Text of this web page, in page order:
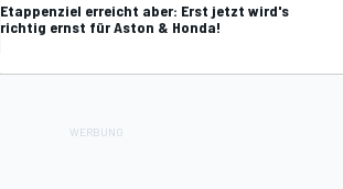
Etappenziel erreicht aber: Erst jetzt wird's
richtig ernst für Aston & Honda!
Kollision härter bestraft werden müssen